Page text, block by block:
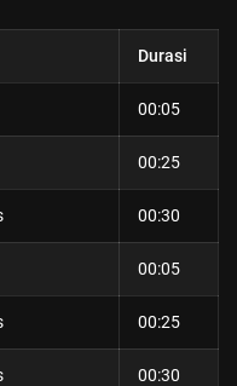
Durasi
00:05
00:25
00:30
00:05
00:25
00:30